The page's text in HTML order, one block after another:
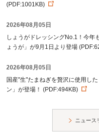
(PDF:1001KB)
2026年08月05日
しょうがドレッシングNo.1！今年
ょうが」が9月1日より登場
2026年08月05日
国産"生"たまねぎを贅沢に使用し
ン」が登場！ (PDF:494KB)
ニュース